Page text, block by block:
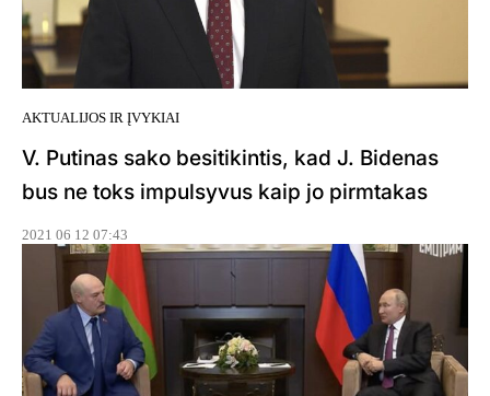
AKTUALIJOS IR ĮVYKIAI
V. Putinas sako besitikintis, kad J. Bidenas
bus ne toks impulsyvus kaip jo pirmtakas
2021 06 12 07:43